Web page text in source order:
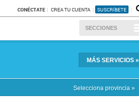
CONÉCTATE CREA TU CUENTA SUSCRÍBETE
SECCIONES
MÁS SERVICIOS »
Selecciona provincia »